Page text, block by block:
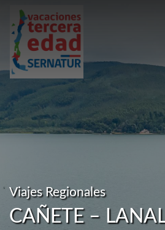
Viajes Regionales
CAÑETE –